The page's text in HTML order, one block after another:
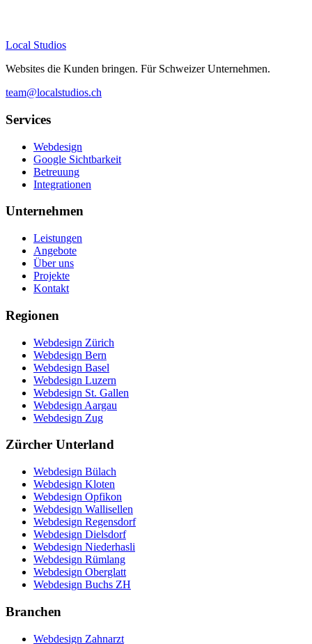
Local Studios
Websites die Kunden bringen. Für Schweizer Unternehmen.
team@localstudios.ch
Services
Webdesign
Google Sichtbarkeit
Betreuung
Integrationen
Unternehmen
Leistungen
Angebote
Über uns
Projekte
Kontakt
Regionen
Webdesign Zürich
Webdesign Bern
Webdesign Basel
Webdesign Luzern
Webdesign St. Gallen
Webdesign Aargau
Webdesign Zug
Zürcher Unterland
Webdesign Bülach
Webdesign Kloten
Webdesign Opfikon
Webdesign Wallisellen
Webdesign Regensdorf
Webdesign Dielsdorf
Webdesign Niederhasli
Webdesign Rümlang
Webdesign Oberglatt
Webdesign Buchs ZH
Branchen
Webdesign Zahnarzt